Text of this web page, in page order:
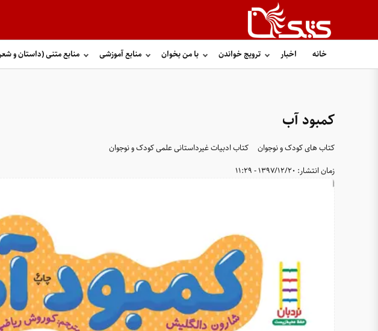
خانه اخبار ترویج خواندن با من بخوان منابع آموزشی منابع متنی (داستان و
کمبود آب
کتاب های کودک و نوجوان
کتاب ادبیات غیرداستانی علمی کودک و نوجوان
زمان انتشار: 1397/12/20 - 11:29